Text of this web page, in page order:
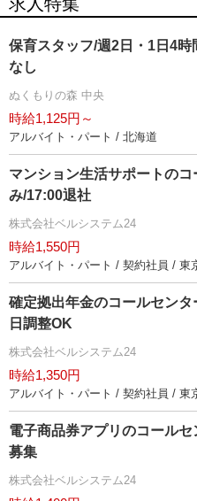
保育スタッフ/週2日・1日4
なし
ぬくもりの森 中央
時給1,125円～
アルバイト・パート / 北海道
マンション生活サポートの
み/17:00退社
株式会社ベルシステム24
時給1,550円
アルバイト・パート / 契約社員 / 東
確定拠出年金のコールセン
日調整OK
株式会社ベルシステム24
時給1,350円
アルバイト・パート / 契約社員 / 東
電子商品券アプリのコール
募集
株式会社ベルシステム24